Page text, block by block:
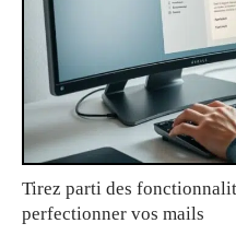
Tirez parti des
perfectionner vos mails